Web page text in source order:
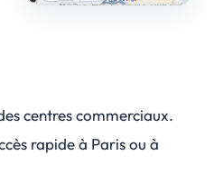
centres commerciaux.
rapide à Paris ou à